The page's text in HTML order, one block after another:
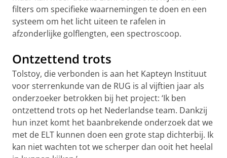
filters om specifieke waarnemingen te doen en een
systeem om het licht uiteen te rafelen in
afzonderlijke golflengten, een spectroscoop.
Ontzettend trots
Tolstoy, die verbonden is aan het Kapteyn Instituut
voor sterrenkunde van de RUG is al vijftien jaar als
onderzoeker betrokken bij het project: ‘Ik ben
ontzettend trots op het Nederlandse team. Dankzij
hun inzet komt het baanbrekende onderzoek dat we
met de ELT kunnen doen een grote stap dichterbij. Ik
kan niet wachten tot we scherper dan ooit het heelal